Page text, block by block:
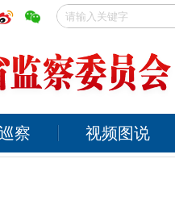
察 视频图说